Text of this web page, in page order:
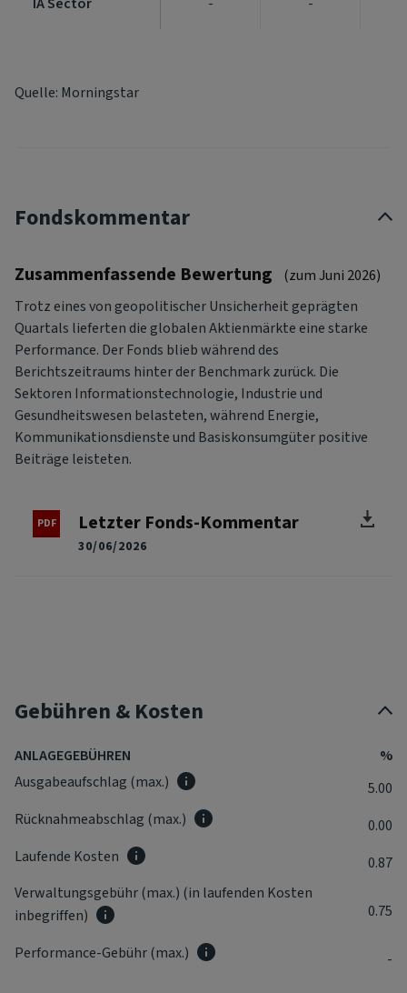
Quelle: Morningstar
Fondskommentar
Zusammenfassende Bewertung
(zum Juni 2026)
Trotz eines von geopolitischer Unsicherheit geprägten
Quartals lieferten die globalen Aktienmärkte eine starke
Performance. Der Fonds blieb während des
Berichtszeitraums hinter der Benchmark zurück. Die
Sektoren Informationstechnologie, Industrie und
Gesundheitswesen belasteten, während Energie,
Kommunikationsdienste und Basiskonsumgüter positive
Beiträge leisteten.
30/06/2026
Letzter Fonds-Kommentar
Gebühren & Kosten
ANLAGEGEBÜHREN
%
Ausgabeaufschlag (max.)
5.00
Rücknahmeabschlag (max.)
0.00
Laufende Kosten
0.87
Verwaltungsgebühr (max.) (in laufenden Kosten
inbegriffen)
0.75
Performance-Gebühr (max.) -